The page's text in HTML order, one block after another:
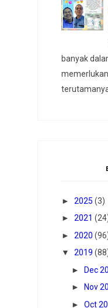
banyak
► 2025 (3)
► 2021
► 2020
▼
2019
► Dec
►
Nov
► Oct